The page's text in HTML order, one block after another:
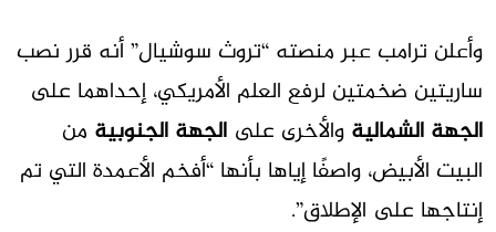
وأعلن ترامب عبر منصته “تروث سوشيال” أنه قرر نصب
ساريتين ضخمتين لرفع العلم الأمريكي، إحداهما على
الجهة الشمالية والأخرى على الجهة الجنوبية من
البيت الأبيض، واصفًا إياها بأنها “أفخم الأعمدة التي تم
إنتاجها على الإطلاق”.